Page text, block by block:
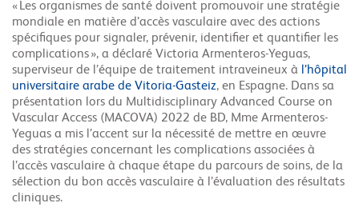
« Les organismes de santé doivent promouvoir une stratégie
mondiale en matière d’accès vasculaire avec des actions
spécifiques pour signaler, prévenir, identifier et quantifier les
complications », a déclaré Victoria Armenteros-Yeguas,
superviseur de l’équipe de traitement intraveineux à l’hôpital
universitaire arabe de Vitoria-Gasteiz, en Espagne. Dans sa
présentation lors du Multidisciplinary Advanced Course on
Vascular Access (MACOVA) 2022 de BD, Mme Armenteros-
Yeguas a mis l’accent sur la nécessité de mettre en œuvre
des stratégies concernant les complications associées à
l’accès vasculaire à chaque étape du parcours de soins, de la
sélection du bon accès vasculaire à l’évaluation des résultats
cliniques.